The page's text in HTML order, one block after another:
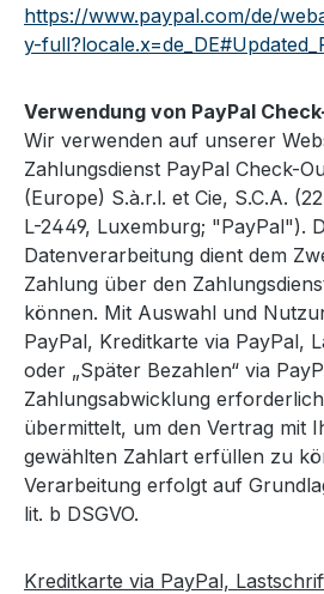
https://www.paypal.com/de/
y-
Verwendung von PayPal
Wir verwenden auf unserer
Zahlungsdienst PayPal Check-
(Europe) S.à.r.l. et Cie, S.C.A.
L-2449, Luxemburg; "PayPal").
Datenverarbeitung dient dem
Zahlung über den
können. Mit Auswahl und
PayPal, Kreditkarte via PayPal,
oder „Später Bezahlen“ via
Zahlungsabwicklung
übermittelt, um den Vertrag mit
gewählten Zahlart erfüllen zu
Verarbeitung erfolgt auf
lit. b DSGVO.
Kreditkarte via PayPal,